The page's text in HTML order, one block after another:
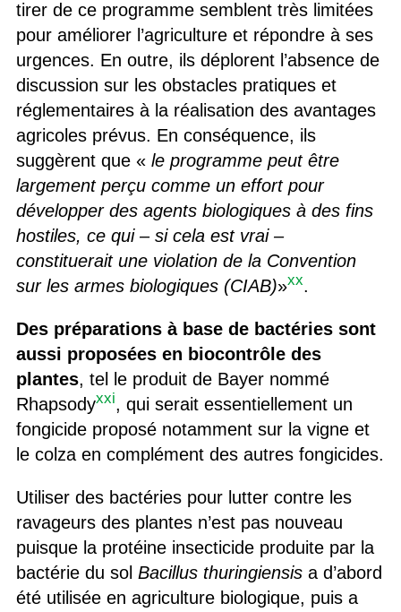
tirer de ce programme semblent très limitées
pour améliorer l’agriculture et répondre à ses
urgences. En outre, ils déplorent l’absence de
discussion sur les obstacles pratiques et
réglementaires à la réalisation des avantages
agricoles prévus. En conséquence, ils
suggèrent que « le programme peut être
largement perçu comme un effort pour
développer des agents biologiques à des fins
hostiles, ce qui – si cela est vrai –
constituerait une violation de la Convention
sur les armes biologiques (CIAB)»xx.
Des préparations à base de bactéries sont
aussi proposées en biocontrôle des
plantes, tel le produit de Bayer nommé
Rhapsodyxxi, qui serait essentiellement un
fongicide proposé notamment sur la vigne et
le colza en complément des autres fongicides.
Utiliser des bactéries pour lutter contre les
ravageurs des plantes n’est pas nouveau
puisque la protéine insecticide produite par la
bactérie du sol Bacillus thuringiensis a d’abord
été utilisée en agriculture biologique, puis a